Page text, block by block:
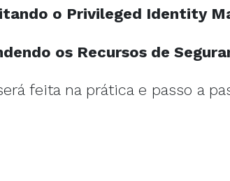
o Privileged Identity
os Recursos de
feita na prática e passo a